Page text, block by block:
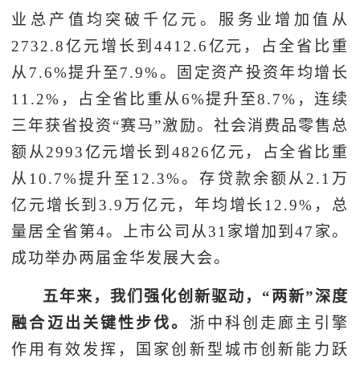
业总产值均突破千亿元。服务业增加值从
2732.8亿元增长到4412.6亿元，占全省比重
从7.6%提升至7.9%。固定资产投资年均增长
11.2%，占全省比重从6%提升至8.7%，连续
三年获省投资“赛马”激励。社会消费品零售总
额从2993亿元增长到4826亿元，占全省比重
从10.7%提升至12.3%。存贷款余额从2.1万
亿元增长到3.9万亿元，年均增长12.9%，总
量居全省第4。上市公司从31家增加到47家。
成功举办两届金华发展大会。
五年来，我们强化创新驱动，“两新”深度
融合迈出关键性步伐。 浙中科创走廊主引擎
作用有效发挥，国家创新型城市创新能力跃